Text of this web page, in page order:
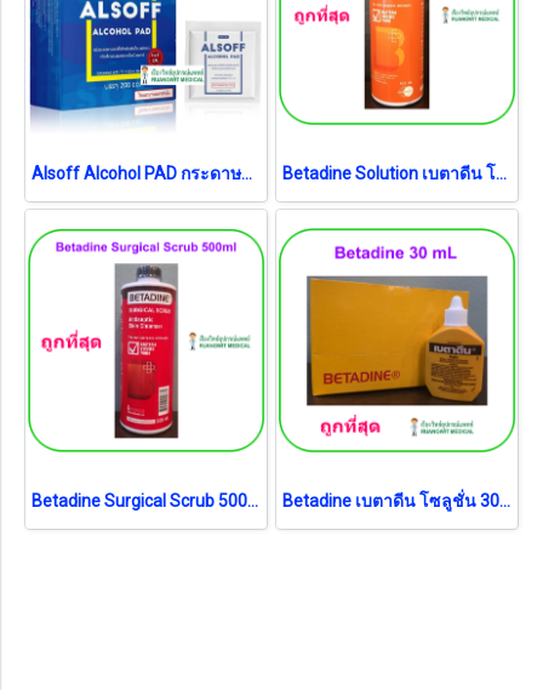
Alsoff Alcohol PAD กระดาษชุบเอทิลแอลกอฮอล์ 70% (exp 03-2028) Betadine Solution เบตาดีน โซลูชั่น 500 ml (exp 04-2029)
Betadine Surgical Scrub 500 ml Betadine เบตาดีน โซลูชั่น 30 ml (exp 02-2031) (1 ขวด)